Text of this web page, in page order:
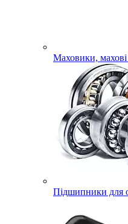
Маховики, махові
Підшипники для